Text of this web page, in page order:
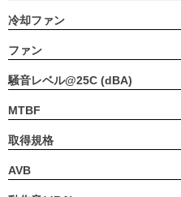
冷却ファン
ファン
騒音レベル@25C (dBA)
MTBF
取得規格
AVB